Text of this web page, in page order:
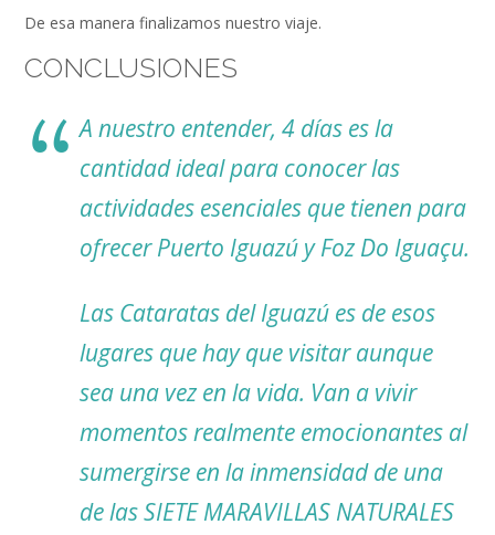
De esa manera finalizamos nuestro viaje.
CONCLUSIONES
A nuestro entender, 4 días es la
cantidad ideal para conocer las
actividades esenciales que tienen para
ofrecer Puerto Iguazú y Foz Do Iguaçu.
Las Cataratas del Iguazú es de esos
lugares que hay que visitar aunque
sea una vez en la vida. Van a vivir
momentos realmente emocionantes al
sumergirse en la inmensidad de una
de las SIETE MARAVILLAS NATURALES